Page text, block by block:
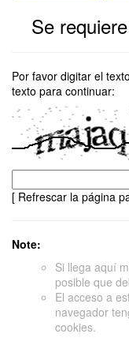
Se
Por favor digitar el
texto para continuar:
[ Refrescar la página
Note:
Si llega aquí
posible que
El acceso a
navegador
cookies.